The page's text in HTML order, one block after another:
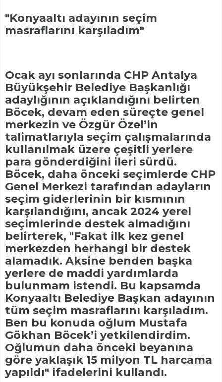
"Konyaaltı adayının seçim
masraflarını karşıladım"
Ocak ayı sonlarında CHP Antalya
Büyükşehir Belediye Başkanlığı
adaylığının açıklandığını belirten
Böcek, devam eden süreçte genel
merkezin ve Özgür Özel’in
talimatlarıyla seçim çalışmalarında
kullanılmak üzere çeşitli yerlere
para gönderdiğini ileri sürdü.
Böcek, daha önceki seçimlerde CHP
Genel Merkezi tarafından adayların
seçim giderlerinin bir kısmının
karşılandığını, ancak 2024 yerel
seçimlerinde destek almadığını
belirterek, "Fakat ilk kez genel
merkezden herhangi bir destek
alamadık. Aksine benden başka
yerlere de maddi yardımlarda
bulunmam istendi. Bu kapsamda
Konyaaltı Belediye Başkan adayının
tüm seçim masraflarını karşıladım.
Ben bu konuda oğlum Mustafa
Gökhan Böcek’i yetkilendirdim.
Oğlumun daha önceki beyanına
göre yaklaşık 15 milyon TL harcama
yapıldı" ifadelerini kullandı.